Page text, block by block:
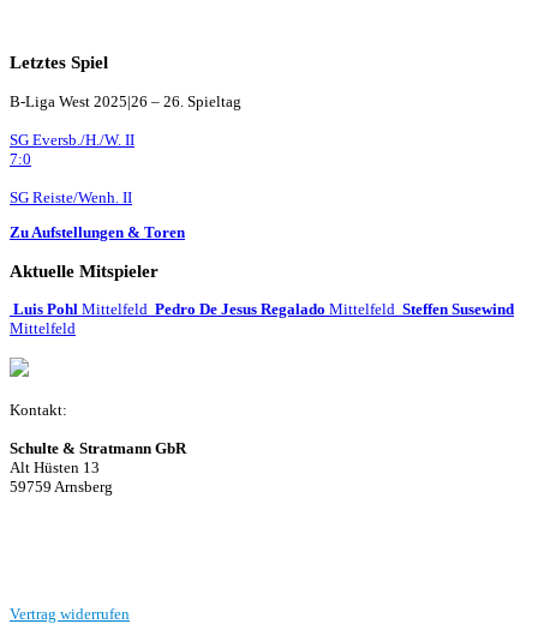
Letztes Spiel
B-Liga West 2025|26 – 26. Spieltag
SG Eversb./H./W. II
7:0
SG Reiste/Wenh. II
Zu Aufstellungen & Toren
Aktuelle Mitspieler
Luis Pohl Mittelfeld Pedro De Jesus Regalado Mittelfeld Steffen Susewind
Mittelfeld
Kontakt:
Schulte & Stratmann GbR
Alt Hüsten 13
59759 Arnsberg
Vertrag widerrufen